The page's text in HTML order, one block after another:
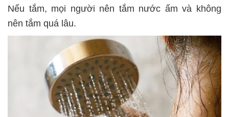
Nếu tắm, mọi người nên tắm nước ấm và không
nên tắm quá lâu.